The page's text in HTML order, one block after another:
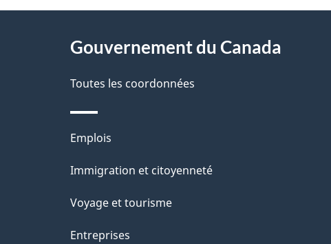
D
é
t
a
i
l
d
e
l
Gouvernement du Canada
Toutes les coordonnées
Thèmes
et
Emplois
Immigration et citoyenneté
Voyage et tourisme
Entreprises